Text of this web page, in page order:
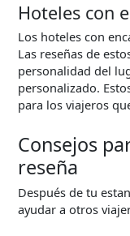
Hoteles con
Los hoteles con
Las reseñas de
personalidad del
personalizado.
para los viajeros
Consejos
reseña
Después de tu
ayudar a otros